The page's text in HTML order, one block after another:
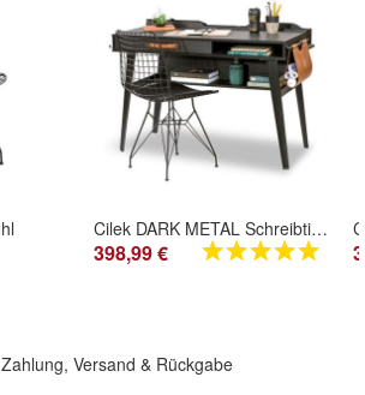
Cilek DARK METAL Schreibtisch klein
398,99 €
Zahlung, Versand & Rückgabe